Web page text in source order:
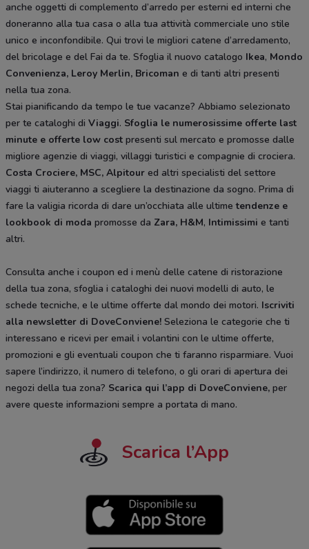
anche oggetti di complemento d’arredo per esterni ed interni che
doneranno alla tua casa o alla tua attività commerciale uno stile
unico e inconfondibile. Qui trovi le migliori catene d’arredamento,
del bricolage e del Fai da te. Sfoglia il nuovo catalogo Ikea, Mondo
Convenienza, Leroy Merlin, Bricoman e di tanti altri presenti
nella tua zona.
Stai pianificando da tempo le tue vacanze? Abbiamo selezionato
per te cataloghi di Viaggi. Sfoglia le numerosissime offerte last
minute e offerte low cost presenti sul mercato e promosse dalle
migliore agenzie di viaggi, villaggi turistici e compagnie di crociera.
Costa Crociere, MSC, Alpitour ed altri specialisti del settore
viaggi ti aiuteranno a scegliere la destinazione da sogno. Prima di
fare la valigia ricorda di dare un’occhiata alle ultimetendenze e
lookbook di moda promosse da Zara, H&M, Intimissimi e tanti
altri.
Consulta anche i coupon ed i menù delle catene di ristorazione
della tua zona, sfoglia i cataloghi dei nuovi modelli di auto, le
schede tecniche, e le ultime offerte dal mondo dei motori. Iscriviti
alla newsletter di DoveConviene! Seleziona le categorie che ti
interessano e ricevi per email i volantini con le ultime offerte,
promozioni e gli eventuali coupon che ti faranno risparmiare. Vuoi
sapere l’indirizzo, il numero di telefono, o gli orari di apertura dei
negozi della tua zona? Scarica qui l’app di DoveConviene, per
avere queste informazioni sempre a portata di mano.
Scarica l’App